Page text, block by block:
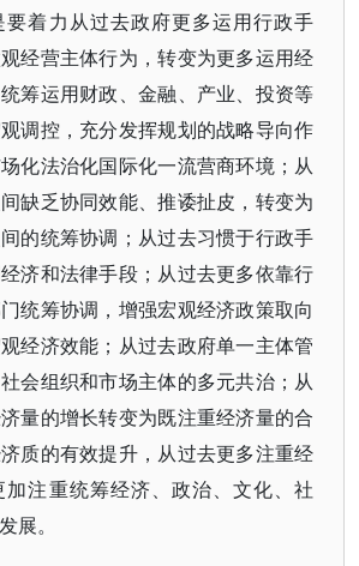
着力从过去政府更多运用行政手
经营主体行为，转变为更多运用经
筹运用财政、金融、产业、投资等
调控，充分发挥规划的战略导向作
化法治化国际化一流营商环境；从
缺乏协同效能、推诿扯皮，转变为
的统筹协调；从过去习惯于行政手
济和法律手段；从过去更多依靠行
统筹协调，增强宏观经济政策取向
经济效能；从过去政府单一主体管
会组织和市场主体的多元共治；从
量的增长转变为既注重经济量的合
质的有效提升，从过去更多注重经
注重统筹经济、政治、文化、社
展。